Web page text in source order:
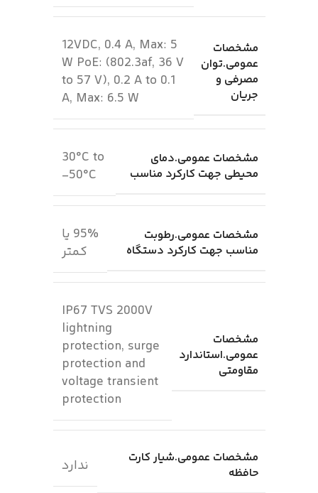
مشخصات
عمومی.توان
مصرفی و
جریان
12VDC, 0.4 A, Max: 5
W PoE: (802.3af, 36 V
to 57 V), 0.2 A to 0.1
A, Max: 6.5 W
مشخصات عمومی.دمای
محیطی جهت کارکرد مناسب
30°C to
50°C-
مشخصات عمومی.رطوبت
مناسب جهت کارکرد دستگاه
95% یا
کمتر
مشخصات
عمومی.استاندارد
مقاومتی
IP67 TVS 2000V
lightning
protection, surge
protection and
voltage transient
protection
مشخصات عمومی.شیار کارت
حافظه
ندارد